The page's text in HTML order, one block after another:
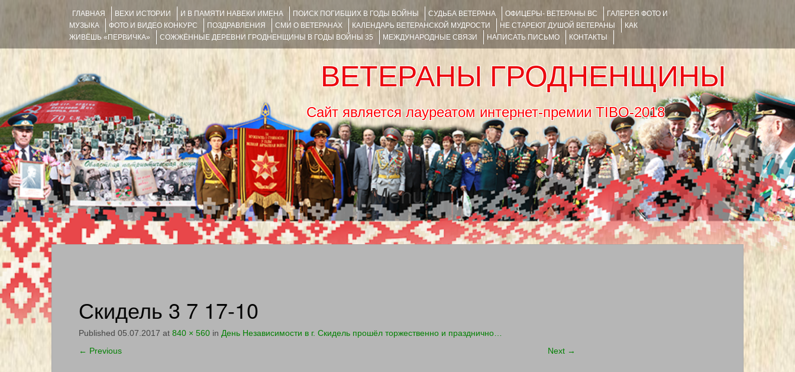
ГЛАВНАЯ ВЕХИ ИСТОРИИ И В ПАМЯТИ НАВЕКИ ИМЕНА ПОИСК ПОГИБШИХ В ГОДЫ ВОЙНЫ СУДЬБА ВЕТЕРАНА ОФИЦЕРЫ- ВЕТЕРАНЫ ВС
ГАЛЕРЕЯ ФОТО И
МУЗЫКА
ФОТО И ВИДЕО КОНКУРС ПОЗДРАВЛЕНИЯ СМИ О ВЕТЕРАНАХ КАЛЕНДАРЬ ВЕТЕРАНСКОЙ МУДРОСТИ НЕ СТАРЕЮТ ДУШОЙ ВЕТЕРАНЫ
КАК
ЖИВЁШЬ «ПЕРВИЧКА»
СОЖЖЁННЫЕ ДЕРЕВНИ ГРОДНЕНЩИНЫ В ГОДЫ ВОЙНЫ 35 МЕЖДУНАРОДНЫЕ СВЯЗИ НАПИСАТЬ ПИСЬМО КОНТАКТЫ
ВЕТЕРАНЫ ГРОДНЕНЩИНЫ
Сайт является лауреатом интернет-премии TIBO-2018
Menu
SKIP TO CONTENT
Скидель 3 7 17-10
Published 05.07.2017 at 840 × 560 in День Независимости в г. Скидель прошёл торжественно и празднично…
← Previous Next →